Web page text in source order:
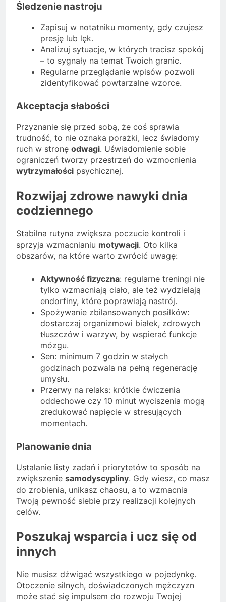
Śledzenie nastroju
Zapisuj w notatniku momenty, gdy czujesz
presję lub lęk.
Analizuj sytuacje, w których tracisz spokój
– to sygnały na temat Twoich granic.
Regularne przeglądanie wpisów pozwoli
zidentyfikować powtarzalne wzorce.
Akceptacja słabości
Przyznanie się przed sobą, że coś sprawia
trudność, to nie oznaka porażki, lecz świadomy
ruch w stronę odwagi. Uświadomienie sobie
ograniczeń tworzy przestrzeń do wzmocnienia
wytrzymałości psychicznej.
Rozwijaj zdrowe nawyki dnia
codziennego
Stabilna rutyna zwiększa poczucie kontroli i
sprzyja wzmacnianiu motywacji. Oto kilka
obszarów, na które warto zwrócić uwagę:
Aktywność fizyczna: regularne treningi nie
tylko wzmacniają ciało, ale też wydzielają
endorfiny, które poprawiają nastrój.
Spożywanie zbilansowanych posiłków:
dostarczaj organizmowi białek, zdrowych
tłuszczów i warzyw, by wspierać funkcje
mózgu.
Sen: minimum 7 godzin w stałych
godzinach pozwala na pełną regenerację
umysłu.
Przerwy na relaks: krótkie ćwiczenia
oddechowe czy 10 minut wyciszenia mogą
zredukować napięcie w stresujących
momentach.
Planowanie dnia
Ustalanie listy zadań i priorytetów to sposób na
zwiększenie samodyscypliny. Gdy wiesz, co masz
do zrobienia, unikasz chaosu, a to wzmacnia
Twoją pewność siebie przy realizacji kolejnych
celów.
Poszukaj wsparcia i ucz się od
innych
Nie musisz dźwigać wszystkiego w pojedynkę.
Otoczenie silnych, doświadczonych mężczyzn
może stać się impulsem do rozwoju Twojej